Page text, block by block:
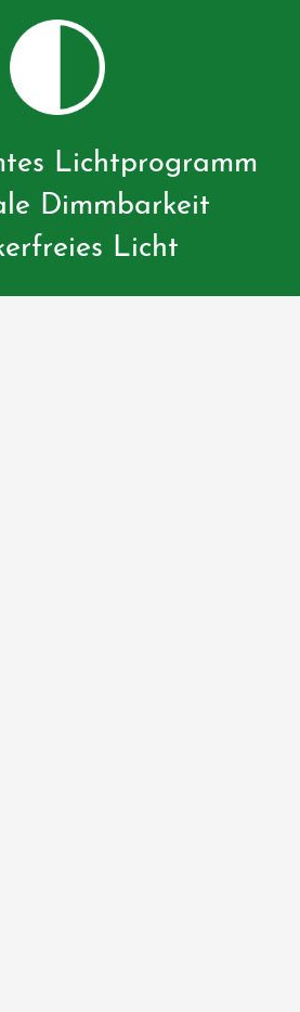
Lichtprogramm
Dimmbarkeit
Licht